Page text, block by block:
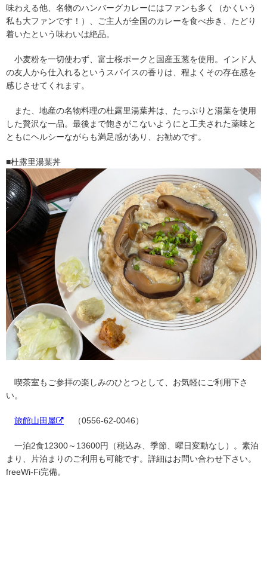
味わえる他、名物のハンバーグカレーにはファンも多く（かくいう
私も大ファンです！）、ご主人が全国のカレーを食べ歩き、たどり
着いたという味わいは絶品。
小麦粉を一切使わず、富士桜ポークと国産玉葱を使用。インド人
の友人から仕入れるというスパイスの香りは、程よくその存在感を
感じさせてくれます。
また、地産の名物料理の杜露里湯葉丼は、たっぷりと湯葉を使用
した贅沢な一品。最後まで飽きがこないようにと工夫された薬味と
ともにヘルシーながらも満足感があり、お勧めです。
■杜露里湯葉丼
喫茶室もご参拝の楽しみのひとつとして、お気軽にご利用下さ
い。
旅館山田屋 （0556-62-0046）
一泊2食12300～13600円（税込み、季節、曜日変動なし）。素泊
まり、片泊まりのご利用も可能です。詳細はお問い合わせ下さい。
freeWi-Fi完備。